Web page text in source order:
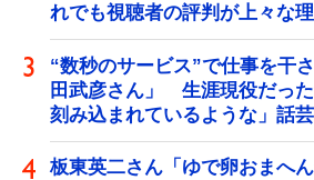
れでも視聴者の評判が上々な
“数秒のサービス”で仕事を干
田武彦さん」 生涯現役だっ
刻み込まれているような」話芸
板東英二さん「ゆで卵おまへ